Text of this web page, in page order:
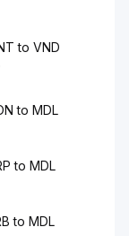
to VND
to MDL
to MDL
to MDL